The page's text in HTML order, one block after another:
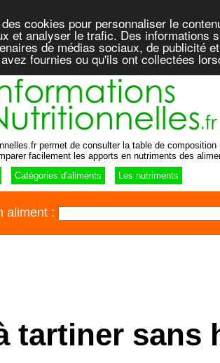
cookies pour personnaliser le
et analyser le trafic. Des informations
de médias sociaux, de publicité
fournies ou qu'ils ont collectées
permet de consulter la table de
facilement les apports en nutriments des
Catégories d'aliments Les nutriments
aliment :
tartiner sans